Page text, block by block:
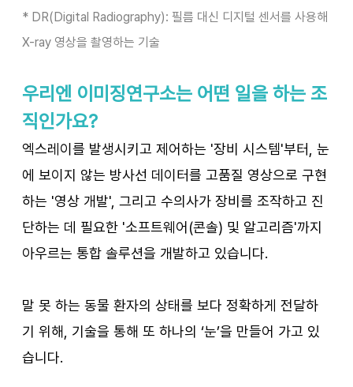
* DR(Digital Radiography): 필름 대신 디지털 센서를 사용해
X-ray 영상을 촬영하는 기술
우리엔 이미징연구소는 어떤 일을 하는 조
직인가요?
엑스레이를 발생시키고 제어하는 '장비 시스템'부터, 눈
에 보이지 않는 방사선 데이터를 고품질 영상으로 구현
하는 '영상 개발', 그리고 수의사가 장비를 조작하고 진
단하는 데 필요한 '소프트웨어(콘솔) 및 알고리즘'까지
아우르는 통합 솔루션을 개발하고 있습니다.
말 못 하는 동물 환자의 상태를 보다 정확하게 전달하
기 위해, 기술을 통해 또 하나의 ‘눈’을 만들어 가고 있
습니다.